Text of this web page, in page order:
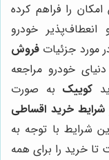
امکان را فراهم کرده
خودرو
مورد جزئیات فروش
خودرو مراجعه
کوییک به صورت
شرایط خرید اقساطی
شرایط با توجه به
خرید را برای همه